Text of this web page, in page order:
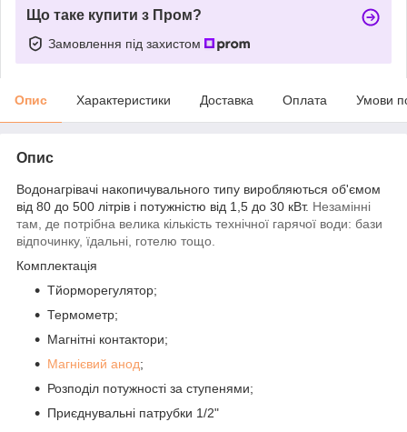
Що таке купити з Пром?
Замовлення під захистом
Опис Характеристики Доставка Оплата Умови
Опис
Водонагрівачі накопичувального типу виробляються об'ємом
від 80 до 500 літрів і потужністю від 1,5 до 30 кВт. Незамінні
там, де потрібна велика кількість технічної гарячої води: бази
відпочинку, їдальні, готелю тощо.
Комплектація
Тйорморегулятор;
Термометр;
Магнітні контактори;
Магнієвий анод;
Розподіл потужності за ступенями;
Приєднувальні патрубки 1/2"